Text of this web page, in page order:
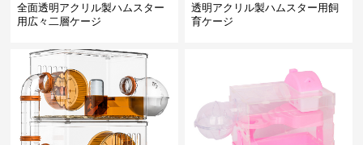
全面透明アクリル製ハムスター
用広々二層ケージ
透明アクリル製ハムスター用飼
育ケージ